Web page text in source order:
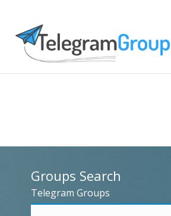
Groups Search
Telegram Groups